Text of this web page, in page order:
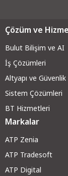
Çözüm ve
Bulut Bilişim ve AI
İş Çözümleri
Altyapı ve Güvenlik
Sistem Çözümleri
BT Hizmetleri
Markalar
ATP Zenia
ATP Tradesoft
ATP Digital